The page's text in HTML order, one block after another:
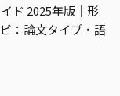
ド 2025年版｜形
：論文タイプ・語